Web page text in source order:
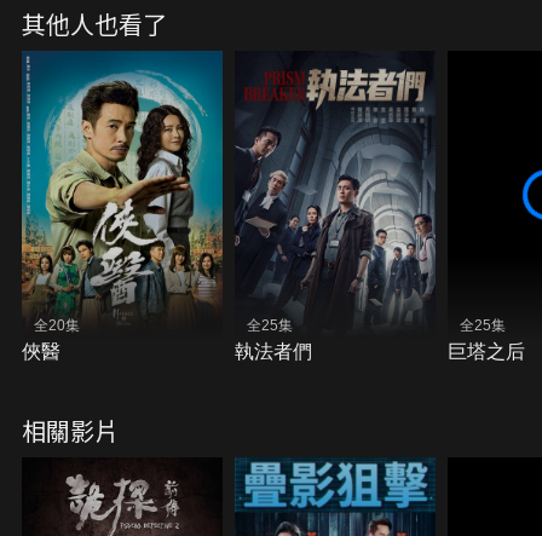
其他人也看了
全20集
俠醫
全25集
執法者們
全25集
巨塔之后
相關影片